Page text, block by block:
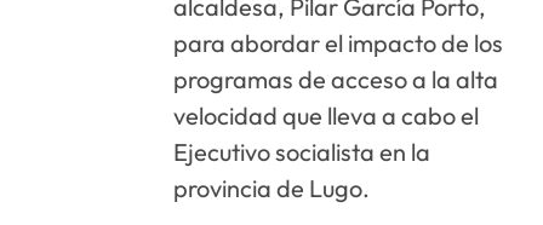
alcaldesa, Pilar García Porto,
para abordar el impacto de los
programas de acceso a la alta
velocidad que lleva a cabo el
Ejecutivo socialista en la
provincia de Lugo.